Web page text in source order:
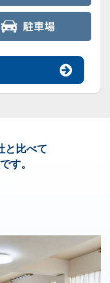
と比べて
す。